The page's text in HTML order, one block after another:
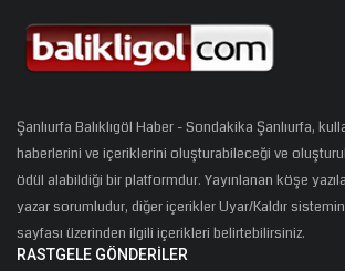
Şanlıurfa Balıklıgöl Haber - Sondakika Şanlıurfa,
haberlerini ve içeriklerini oluşturabileceği ve
ödül alabildiği bir platformdur. Yayınlanan köşe
yazar sorumludur, diğer içerikler Uyar/Kaldır
sayfası üzerinden ilgili içerikleri belirtebilirsiniz.
RASTGELE GÖNDERILER